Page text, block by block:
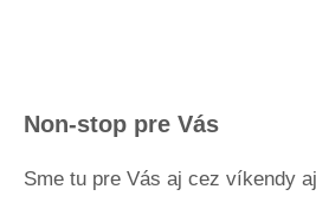
Non-stop pre Vás
Sme tu pre Vás aj cez víkendy